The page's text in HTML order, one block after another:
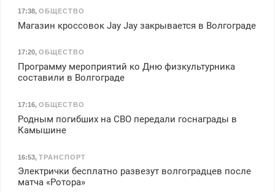
17:38, ОБЩЕСТВО
Магазин кроссовок Jay Jay закрывается в Волгограде
17:20, ОБЩЕСТВО
Программу мероприятий ко Дню физкультурника
составили в Волгограде
17:16, ОБЩЕСТВО
Родным погибших на СВО передали госнаграды в
Камышине
16:53, ТРАНСПОРТ
Электрички бесплатно развезут волгоградцев после
матча «Ротора»